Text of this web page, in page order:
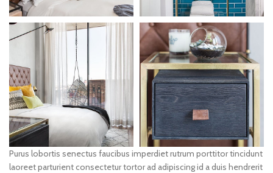
Purus lobortis senectus faucibus imperdiet rutrum porttitor tincidunt
laoreet parturient consectetur tortor ad adipiscing id a duis hendrerit